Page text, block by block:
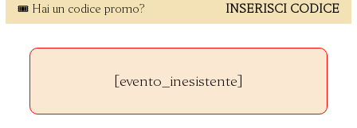
🎟 Hai un codice promo? INSERISCI CODICE
[evento_inesistente]